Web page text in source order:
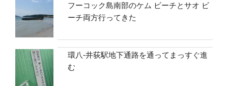
フーコック島南部のケム ビーチとサオ ビ
ーチ両方行ってきた
環八-井荻駅地下通路を通ってまっすぐ進
む